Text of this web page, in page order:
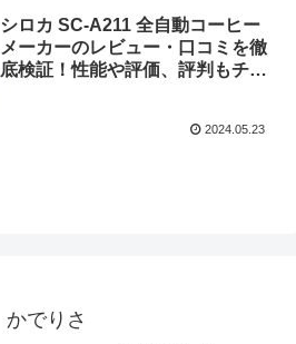
シロカ SC-A211 全自動コーヒー
メーカーのレビュー・口コミを徹
底検証！性能や評価、評判もチェ
2024.05.23
かでりさ